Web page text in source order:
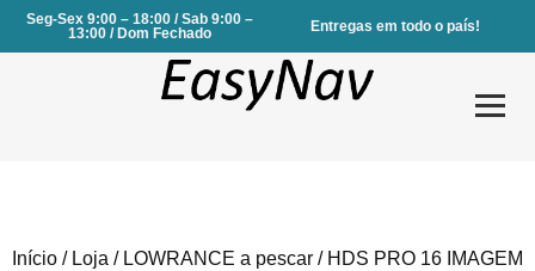
Seg-Sex 9:00 – 18:00 / Sab 9:00 –
13:00 / Dom Fechado
Entregas em todo o país!
Início / Loja / LOWRANCE a pescar / HDS PRO 16 IMAGEM